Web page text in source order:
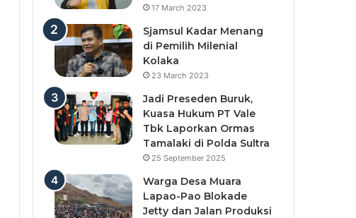
17 March 2023
Sjamsul Kadar Menang
di Pemilih Milenial
Kolaka
23 March 2023
Jadi Preseden Buruk,
Kuasa Hukum PT Vale
Tbk Laporkan Ormas
Tamalaki di Polda Sultra
25 September 2025
Warga Desa Muara
Lapao-Pao Blokade
Jetty dan Jalan Produksi